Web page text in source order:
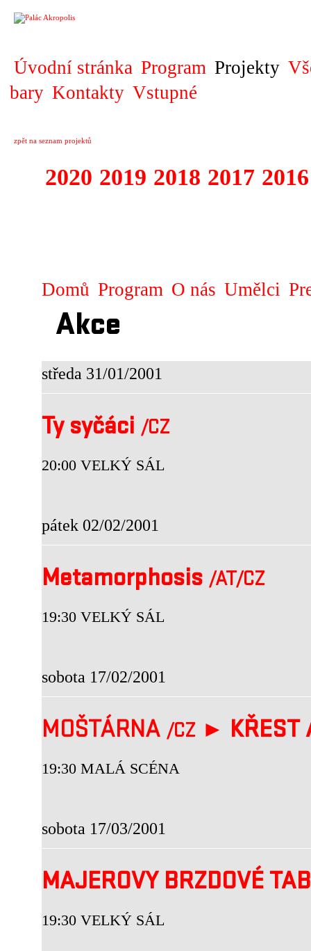
Úvodní stránka Program Projekty
bary Kontakty Vstupné
zpět na seznam projektů
2020 2019 2018 2017 2016
Domů Program O nás Umělci
Akce
středa 31/01/2001
Ty syčáci /CZ
20:00 VELKÝ SÁL
pátek 02/02/2001
Metamorphosis /AT/CZ
19:30 VELKÝ SÁL
sobota 17/02/2001
MOŠTÁRNA /CZ ► KŘEST
19:30 MALÁ SCÉNA
sobota 17/03/2001
MAJEROVY BRZDOVÉ
19:30 VELKÝ SÁL